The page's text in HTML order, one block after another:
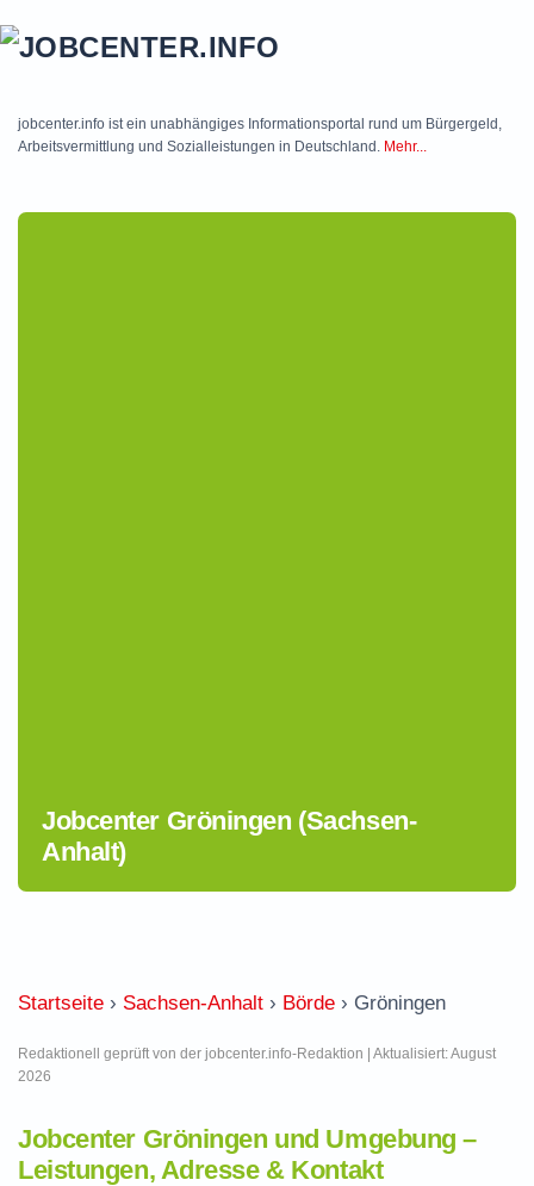
jobcenter.info ist ein unabhängiges Informationsportal rund um Bürgergeld,
Arbeitsvermittlung und Sozialleistungen in Deutschland. Mehr...
Jobcenter Gröningen (Sachsen-
Anhalt)
Startseite › Sachsen-Anhalt › Börde › Gröningen
Redaktionell geprüft von der jobcenter.info-Redaktion | Aktualisiert: August
2026
Jobcenter Gröningen und Umgebung –
Leistungen, Adresse & Kontakt